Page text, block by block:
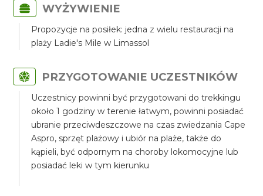
WYŻYWIENIE
Propozycje na posiłek: jedna z wielu restauracji na
plaży Ladie's Mile w Limassol
PRZYGOTOWANIE UCZESTNIKÓW
Uczestnicy powinni być przygotowani do trekkingu
około 1 godziny w terenie łatwym, powinni posiadać
ubranie przeciwdeszczowe na czas zwiedzania Cape
Aspro, sprzęt plażowy i ubiór na plaże, także do
kąpieli, być odpornym na choroby lokomocyjne lub
posiadać leki w tym kierunku